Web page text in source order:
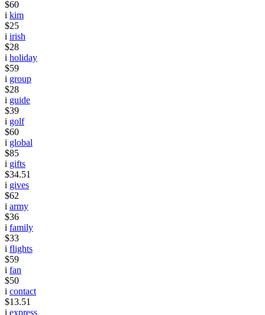
$60
i kim
$25
i irish
$28
i holiday
$59
i group
$28
i guide
$39
i golf
$60
i global
$85
i gifts
$34.51
i gives
$62
i army
$36
i family
$33
i flights
$59
i fan
$50
i contact
$13.51
i express